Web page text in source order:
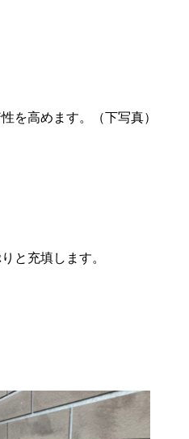
を高めます。（下写真）
と充填します。